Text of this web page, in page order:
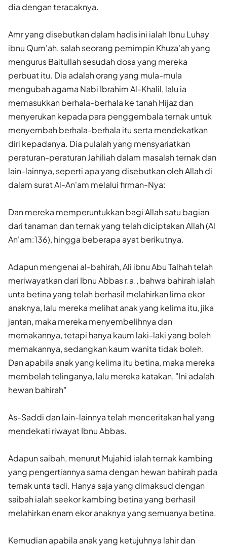
dia dengan teracaknya.
Amr yang disebutkan dalam hadis ini ialah Ibnu Luhay
ibnu Qum'ah, salah seorang pemimpin Khuza'ah yang
mengurus Baitullah sesudah dosa yang mereka
perbuat itu. Dia adalah orang yang mula-mula
mengubah agama Nabi Ibrahim Al-Khalil, lalu ia
memasukkan berhala-berhala ke tanah Hijaz dan
menyerukan kepada para penggembala ternak untuk
menyembah berhala-berhala itu serta mendekatkan
diri kepadanya. Dia pulalah yang mensyariatkan
peraturan-peraturan Jahiliah dalam masalah ternak dan
lain-lainnya, seperti apa yang disebutkan oleh Allah di
dalam surat Al-An'am melalui firman-Nya:
Dan mereka memperuntukkan bagi Allah satu bagian
dari tanaman dan ternak yang telah diciptakan Allah (Al
An'am:136), hingga beberapa ayat berikutnya.
Adapun mengenai al-bahirah, Ali ibnu Abu Talhah telah
meriwayatkan dari Ibnu Abbas r.a., bahwa bahirah ialah
unta betina yang telah berhasil melahirkan lima ekor
anaknya, lalu mereka melihat anak yang kelima itu, jika
jantan, maka mereka menyembelihnya dan
memakannya, tetapi hanya kaum laki-laki yang boleh
memakannya, sedangkan kaum wanita tidak boleh.
Dan apabila anak yang kelima itu betina, maka mereka
membelah telinganya, lalu mereka katakan, "Ini adalah
hewan bahirah"
As-Saddi dan lain-lainnya telah menceritakan hal yang
mendekati riwayat Ibnu Abbas.
Adapun saibah, menurut Mujahid ialah ternak kambing
yang pengertiannya sama dengan hewan bahirah pada
ternak unta tadi. Hanya saja yang dimaksud dengan
saibah ialah seekor kambing betina yang berhasil
melahirkan enam ekor anaknya yang semuanya betina.
Kemudian apabila anak yang ketujuhnya lahir dan